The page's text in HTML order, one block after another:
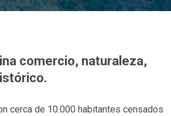
comercio, naturaleza,
cerca de 10.000 habitantes censados